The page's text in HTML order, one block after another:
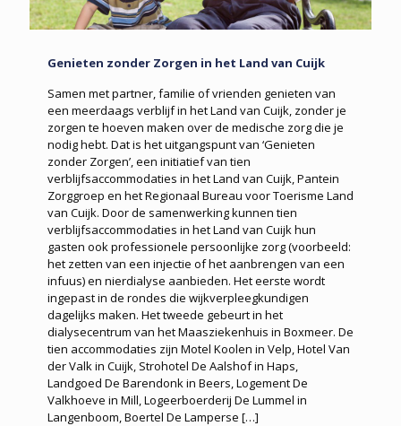
Genieten zonder Zorgen in het Land van Cuijk
Samen met partner, familie of vrienden genieten van
een meerdaags verblijf in het Land van Cuijk, zonder je
zorgen te hoeven maken over de medische zorg die je
nodig hebt. Dat is het uitgangspunt van ‘Genieten
zonder Zorgen’, een initiatief van tien
verblijfsaccommodaties in het Land van Cuijk, Pantein
Zorggroep en het Regionaal Bureau voor Toerisme Land
van Cuijk. Door de samenwerking kunnen tien
verblijfsaccommodaties in het Land van Cuijk hun
gasten ook professionele persoonlijke zorg (voorbeeld:
het zetten van een injectie of het aanbrengen van een
infuus) en nierdialyse aanbieden. Het eerste wordt
ingepast in de rondes die wijkverpleegkundigen
dagelijks maken. Het tweede gebeurt in het
dialysecentrum van het Maasziekenhuis in Boxmeer. De
tien accommodaties zijn Motel Koolen in Velp, Hotel Van
der Valk in Cuijk, Strohotel De Aalshof in Haps,
Landgoed De Barendonk in Beers, Logement De
Valkhoeve in Mill, Logeerboerderij De Lummel in
Langenboom, Boertel De Lamperse […]